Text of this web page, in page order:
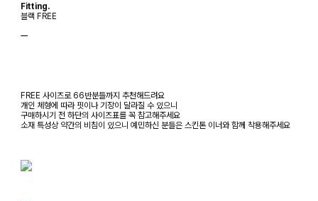
Fitting.
블랙 FREE
ㅡ
FREE 사이즈로 66반분들까지 추천해드려요
개인 체형에 따라 핏이나 기장이 달라질 수 있으니
구매하시기 전 하단의 사이즈표를 꼭 참고해주세요
소재 특성상 약간의 비침이 있으니 예민하신 분들은 스킨톤 이너와 함께 착용해주세요